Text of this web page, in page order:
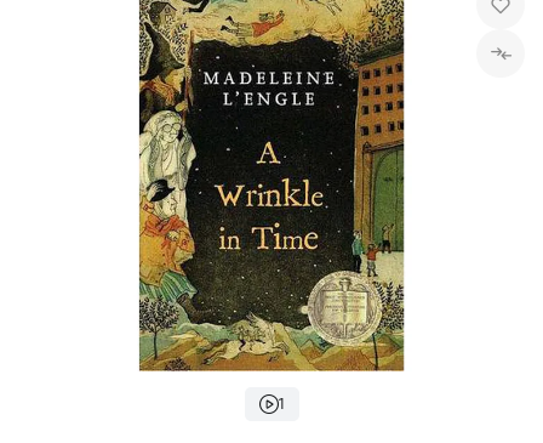
1